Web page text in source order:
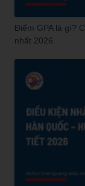
Điểm GPA là gì?
nhất 2026